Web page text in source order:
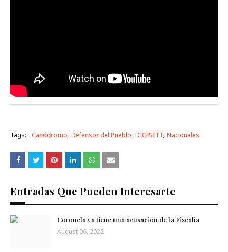
Tags: Canódromo Defensor del Pueblo DIGISETT Nacionales
Entradas Que Pueden Interesarte
Coronela ya tiene una acusación de la Fiscalía
August 06, 2022